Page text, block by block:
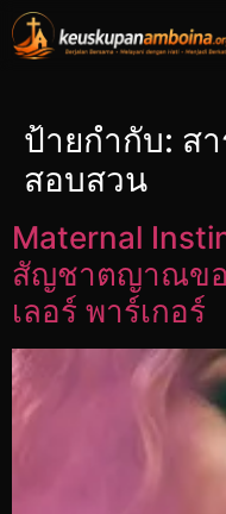
ป้ายกำกับ: ส
สอบสวน
Maternal
สัญชาตญาณขอ
เลอร์ พาร์เกอร์